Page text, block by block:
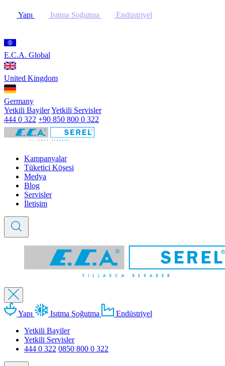
Yapı Isıtma Soğutma Endüstriyel
E.C.A. Global
United Kingdom
Germany
Yetkili BayilerYetkili Servisler
444 0 322 +90 850 800 0 322
Kampanyalar
Tüketici Köşesi
Medya
Blog
Servisler
İletişim
Yapı Isıtma Soğutma
Endüstriyel
Yetkili Bayiler
Yetkili Servisler
444 0 322 0850 800 0 322